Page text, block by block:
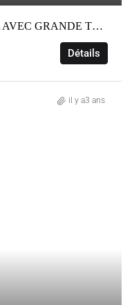
PENTHOUSE EXCEPTIONNEL AVEC GRANDE TERRASSE VUE MER PANORAMIQUE
Détails
il y a3 ans